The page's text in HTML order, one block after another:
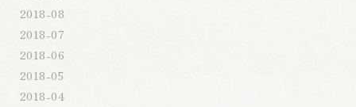
2018-08
2018-07
2018-06
2018-05
2018-04